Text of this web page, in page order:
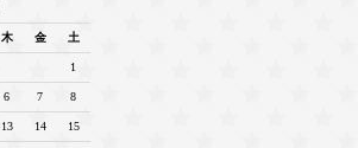
木 金 土
1
6 7 8
13 14 15